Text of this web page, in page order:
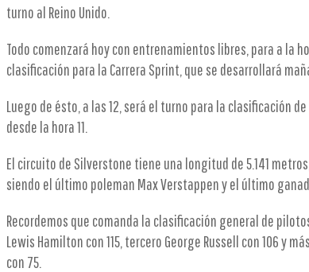
turno al Reino Unido.
Todo comenzará hoy con entrenamientos libres, para a la
clasificación para la Carrera Sprint, que se desarrollará
Luego de ésto, a las 12, será el turno para la clasificación
desde la hora 11.
El circuito de Silverstone tiene una longitud de 5.141
siendo el último poleman Max Verstappen y el último
Recordemos que comanda la clasificación general de
Lewis Hamilton con 115, tercero George Russell con 106 y
con 75.